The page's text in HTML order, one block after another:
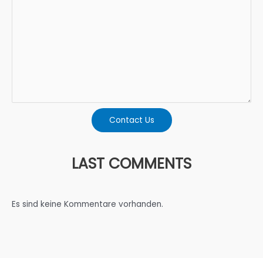
Contact Us
LAST COMMENTS
Es sind keine Kommentare vorhanden.